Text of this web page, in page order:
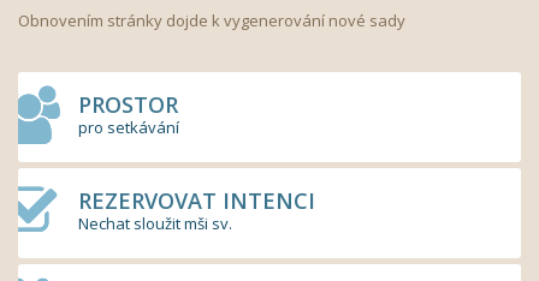
Obnovením stránky dojde k vygenerování nové sady
PROSTOR
pro setkávání
REZERVOVAT INTENCI
Nechat sloužit mši sv.